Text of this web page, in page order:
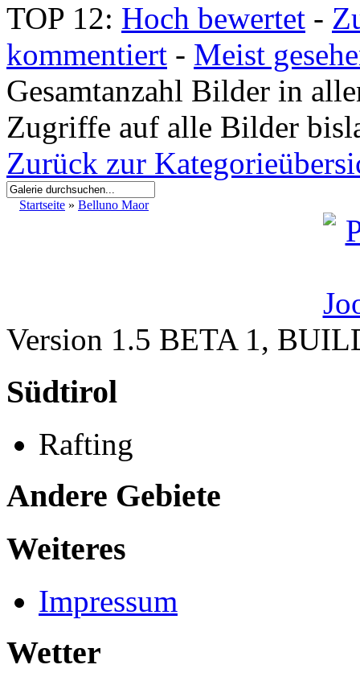
TOP 12: Hoch bewertet -
kommentiert - Meist
Gesamtanzahl Bilder in
Zugriffe auf alle Bilder
Zurück zur
Startseite » Belluno Maor
Version 1.5 BETA 1,
Südtirol
Rafting
Andere Gebiete
Weiteres
Impressum
Wetter